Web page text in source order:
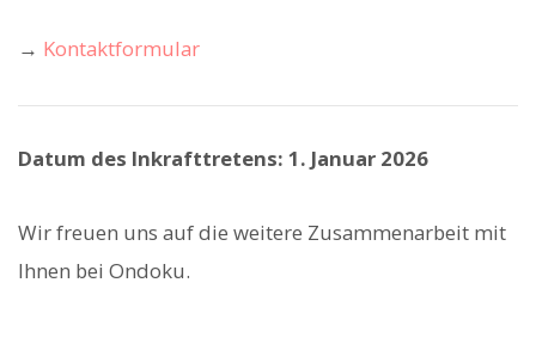
→ Kontaktformular
Datum des Inkrafttretens: 1. Januar 2026
Wir freuen uns auf die weitere Zusammenarbeit mit
Ihnen bei Ondoku.